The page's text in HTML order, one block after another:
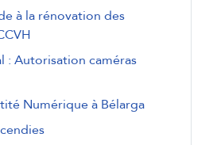
à la rénovation des
: Autorisation caméras
Numérique à Bélarga